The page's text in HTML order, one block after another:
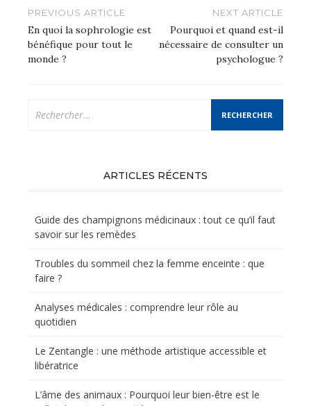
Navigation
de
l’article
PREVIOUS ARTICLE
En quoi la sophrologie est
bénéfique pour tout le
monde ?
NEXT ARTICLE
Pourquoi et quand est-il
nécessaire de consulter un
psychologue ?
ARTICLES RÉCENTS
Guide des champignons médicinaux : tout ce qu’il faut
savoir sur les remèdes
Troubles du sommeil chez la femme enceinte : que
faire ?
Analyses médicales : comprendre leur rôle au
quotidien
Le Zentangle : une méthode artistique accessible et
libératrice
L’âme des animaux : Pourquoi leur bien-être est le